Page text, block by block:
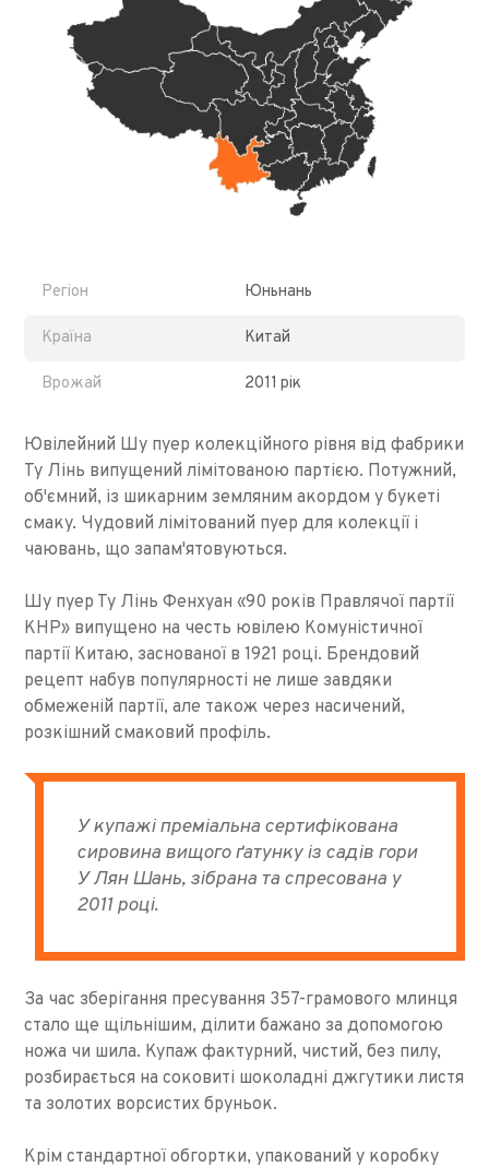
Регіон Юньнань
Країна Китай
Врожай 2011 рік
Ювілейний Шу пуер колекційного рівня від фабрики
Ту Лінь випущений лімітованою партією. Потужний,
об'ємний, із шикарним земляним акордом у букеті
смаку. Чудовий лімітований пуер для колекції і
чаювань, що запам'ятовуються.
Шу пуер Ту Лінь Фенхуан «90 років Правлячої партії
КНР» випущено на честь ювілею Комуністичної
партії Китаю, заснованої в 1921 році. Брендовий
рецепт набув популярності не лише завдяки
обмеженій партії, але також через насичений,
розкішний смаковий профіль.
У купажі преміальна сертифікована
сировина вищого ґатунку із садів гори
У Лян Шань, зібрана та спресована у
2011 році.
За час зберігання пресування 357-грамового млинця
стало ще щільнішим, ділити бажано за допомогою
ножа чи шила. Купаж фактурний, чистий, без пилу,
розбирається на соковиті шоколадні джгутики листя
та золотих ворсистих бруньок.
Крім стандартної обгортки, упакований у коробку